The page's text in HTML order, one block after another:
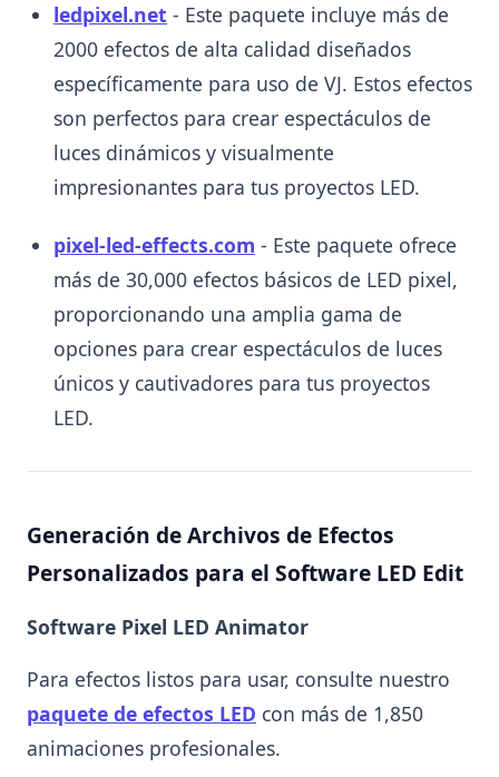
ledpixel.net - Este paquete incluye más de
2000 efectos de alta calidad diseñados
específicamente para uso de VJ. Estos efectos
son perfectos para crear espectáculos de
luces dinámicos y visualmente
impresionantes para tus proyectos LED.
pixel-led-effects.com - Este paquete ofrece
más de 30,000 efectos básicos de LED pixel,
proporcionando una amplia gama de
opciones para crear espectáculos de luces
únicos y cautivadores para tus proyectos
LED.
Generación de Archivos de Efectos
Personalizados para el Software LED Edit
Software Pixel LED Animator
Para efectos listos para usar, consulte nuestro
paquete de efectos LED con más de 1,850
animaciones profesionales.